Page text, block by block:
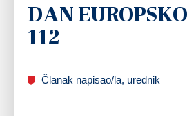
DAN
112
Članak napisao/la, urednik